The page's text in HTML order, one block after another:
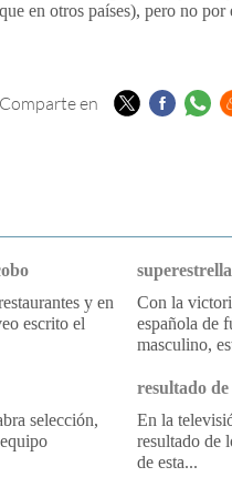
en otros países), pero no por
Comparte en Twitter
y en
escrito el
superestrella
Con la
española de
masculino,
selección,
resultado
En la
resultado de
de esta...